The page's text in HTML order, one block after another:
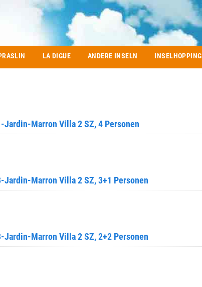
LA DIGUE ANDERE INSELN INSELHOPPING
Jardin-Marron Villa 2 SZ, 4 Personen
Jardin-Marron Villa 2 SZ, 3+1 Personen
Jardin-Marron Villa 2 SZ, 2+2 Personen